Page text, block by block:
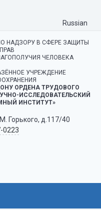
Russian
НАДЗОРУ В СФЕРЕ ЗАЩИТЫ
ПРАВ
ЧЕЛОВЕКА
УЧРЕЖДЕНИЕ
ОРДЕНА ТРУДОВОГО
ИССЛЕДОВАТЕЛЬСКИЙ
ИНСТИТУТ»
Горького, д.117/40
0223